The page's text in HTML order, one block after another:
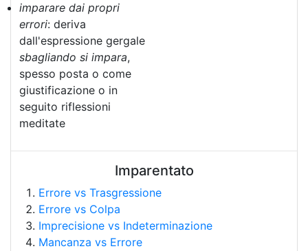
imparare dai propri
errori: deriva
dall'espressione gergale
sbagliando si impara,
spesso posta o come
giustificazione o in
seguito riflessioni
meditate
Imparentato
Errore vs Trasgressione
Errore vs Colpa
Imprecisione vs Indeterminazione
Mancanza vs Errore